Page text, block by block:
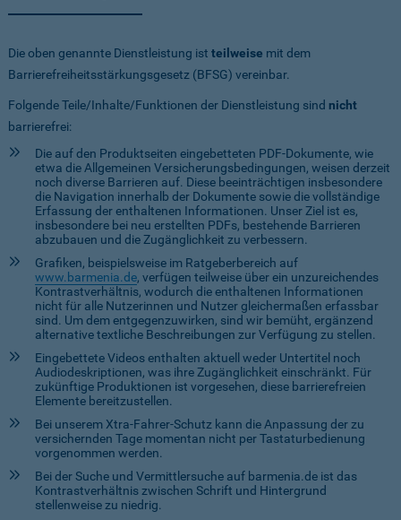
Die oben genannte Dienstleistung ist teilweise mit dem
Barrierefreiheitsstärkungsgesetz (BFSG) vereinbar.
Folgende Teile/Inhalte/Funktionen der Dienstleistung sind nicht
barrierefrei:
Die auf den Produktseiten eingebetteten PDF-Dokumente, wie
etwa die Allgemeinen Versicherungsbedingungen, weisen derzeit
noch diverse Barrieren auf. Diese beeinträchtigen insbesondere
die Navigation innerhalb der Dokumente sowie die vollständige
Erfassung der enthaltenen Informationen. Unser Ziel ist es,
insbesondere bei neu erstellten PDFs, bestehende Barrieren
abzubauen und die Zugänglichkeit zu verbessern.
Grafiken, beispielsweise im Ratgeberbereich auf
www.barmenia.de, verfügen teilweise über ein unzureichendes
Kontrastverhältnis, wodurch die enthaltenen Informationen
nicht für alle Nutzerinnen und Nutzer gleichermaßen erfassbar
sind. Um dem entgegenzuwirken, sind wir bemüht, ergänzend
alternative textliche Beschreibungen zur Verfügung zu stellen.
Eingebettete Videos enthalten aktuell weder Untertitel noch
Audiodeskriptionen, was ihre Zugänglichkeit einschränkt. Für
zukünftige Produktionen ist vorgesehen, diese barrierefreien
Elemente bereitzustellen.
Bei unserem Xtra-Fahrer-Schutz kann die Anpassung der zu
versichernden Tage momentan nicht per Tastaturbedienung
vorgenommen werden.
Bei der Suche und Vermittlersuche auf barmenia.de ist das
Kontrastverhältnis zwischen Schrift und Hintergrund
stellenweise zu niedrig.